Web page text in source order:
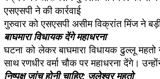
एसएसपी ने की कार्रवाई
गुरुवार को एसएसपी असीम विक्रांत मिंज ने
बाघमारा विधायक देंगे महाधरना
घटना को लेकर बाघमारा विधायक ढुल्लू
साथ रणधीर वर्मा चौक पर महाधरना देंगे।
निष्पक्ष जांच होनी चाहिए: जलेश्वर महतो